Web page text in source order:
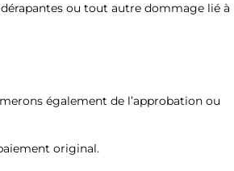
ou tout autre dommage lié à
également de l’approbation ou
original.